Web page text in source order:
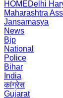
HOMEDelhi
Maharashtra
Jansamasya
News
Bjp
National
Police
Bihar
India
कांग्रेस
Gujarat